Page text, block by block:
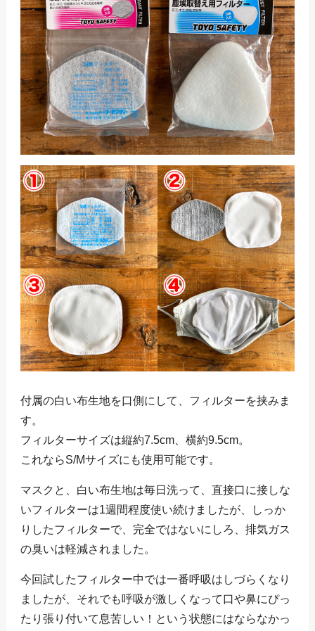
付属の白い布生地を口側にして、フィルターを挟みま
す。
フィルターサイズは縦約7.5cm、横約9.5cm。
これならS/Mサイズにも使用可能です。
マスクと、白い布生地は毎日洗って、直接口に接しな
いフィルターは1週間程度使い続けましたが、しっか
りしたフィルターで、完全ではないにしろ、排気ガス
の臭いは軽減されました。
今回試したフィルター中では一番呼吸はしづらくなり
ましたが、それでも呼吸が激しくなって口や鼻にぴっ
たり張り付いて息苦しい！という状態にはならなかっ